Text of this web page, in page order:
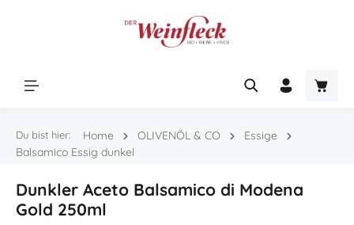
Du bist hier: Home OLIVENÖL & CO
Essige
Balsamico Essig dunkel
Dunkler Aceto Balsamico di Modena
Gold 250ml